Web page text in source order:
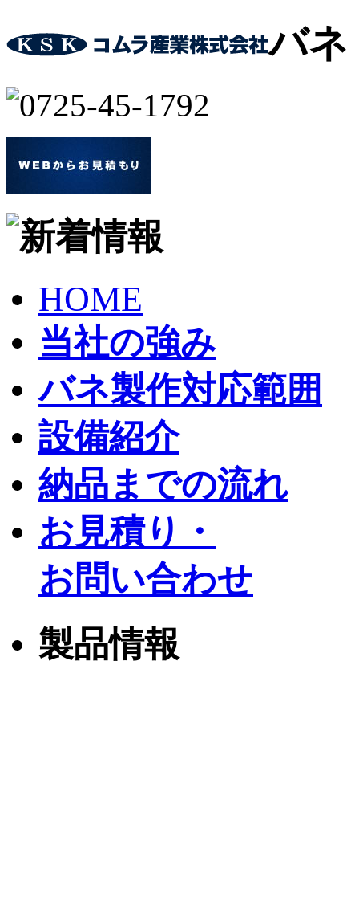
バネ
HOME
当社の強み
バネ製作対応範囲
設備紹介
納品までの流れ
お見積り・
お問い合わせ
製品情報